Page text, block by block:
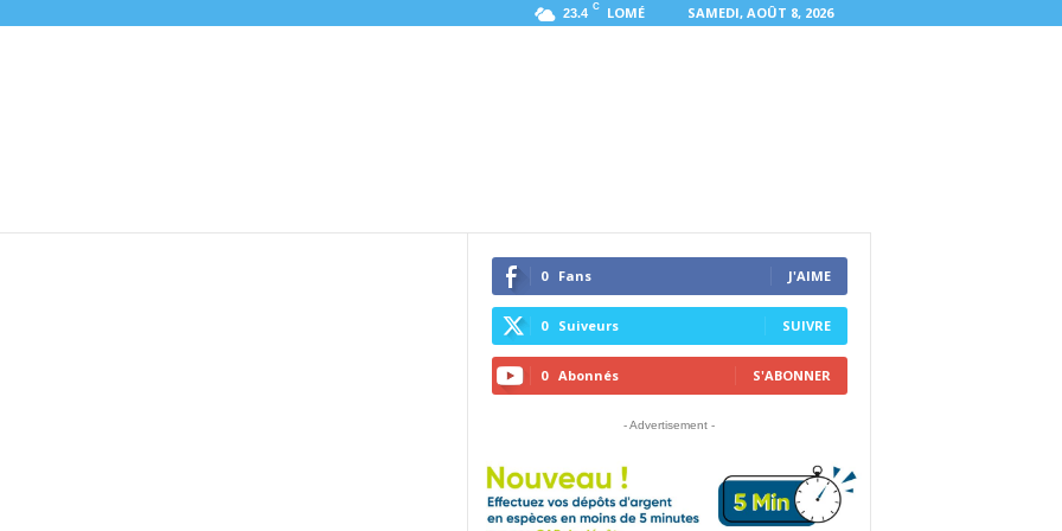
23.4 C LOMÉ SAMEDI, AOÛT 8, 2026
0 Fans J'AIME
0 Suiveurs SUIVRE
0 Abonnés S'ABONNER
- Advertisement -